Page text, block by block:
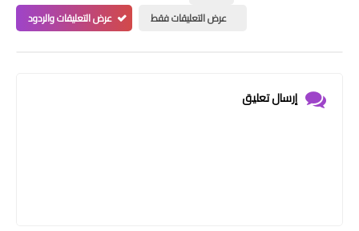
عرض التعليقات فقط
عرض التعليقات والردود
إرسال تعليق